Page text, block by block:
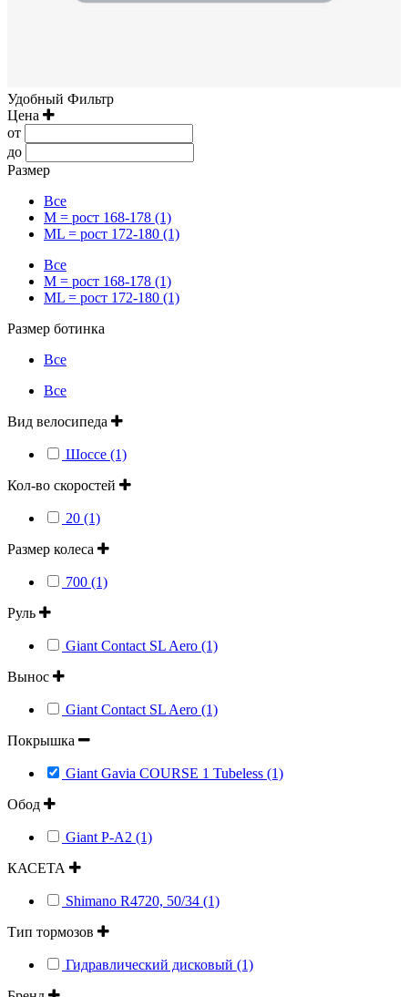
Удобный Фильтр
Цена
от
до
Размер
Все
M = рост 168-178 (1)
ML = рост 172-180 (1)
Все
M = рост 168-178 (1)
ML = рост 172-180 (1)
Размер ботинка
Все
Все
Вид велосипеда
Шоссе (1)
Кол-во скоростей
20 (1)
Размер колеса
700 (1)
Руль
Giant Contact SL Aero (1)
Вынос
Giant Contact SL Aero (1)
Покрышка
Giant Gavia COURSE 1 Tubeless (1)
Обод
Giant P-A2 (1)
КАСЕТА
Shimano R4720, 50/34 (1)
Тип тормозов
Гидравлический дисковый (1)